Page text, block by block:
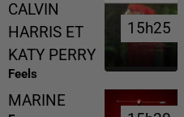
CALVIN
HARRIS ET
KATY PERRY
Feels
15h25
15h25
MARINE